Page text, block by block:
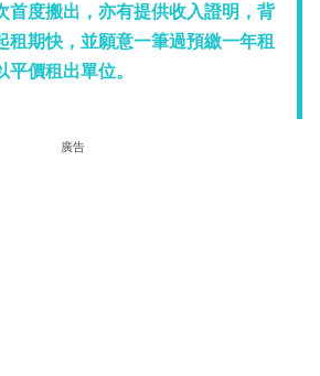
首度搬出，亦有提供收入證明，背
租期快，並願意一筆過預繳一年租
平價租出單位。
廣告